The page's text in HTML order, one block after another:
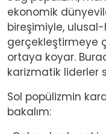
ekonomik
bireşimiyle,
gerçekleştirmeye
ortaya koyar.
karizmatik liderler
Sol popülizmin
bakalım: